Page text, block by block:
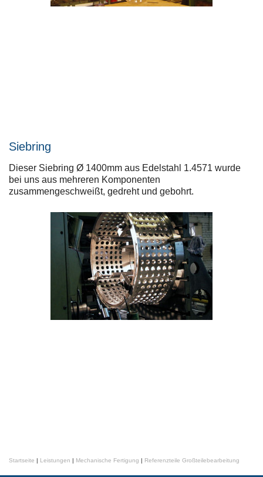
Siebring
Dieser Siebring Ø 1400mm aus Edelstahl 1.4571 wurde
bei uns aus mehreren Komponenten
zusammengeschweißt, gedreht und gebohrt.
Startseite | Leistungen | Mechanische Fertigung | Referenzteile Großteilebearbeitung